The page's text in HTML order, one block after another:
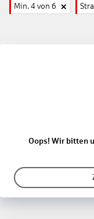
Min. 4 von 6
Oops! Wir bitten